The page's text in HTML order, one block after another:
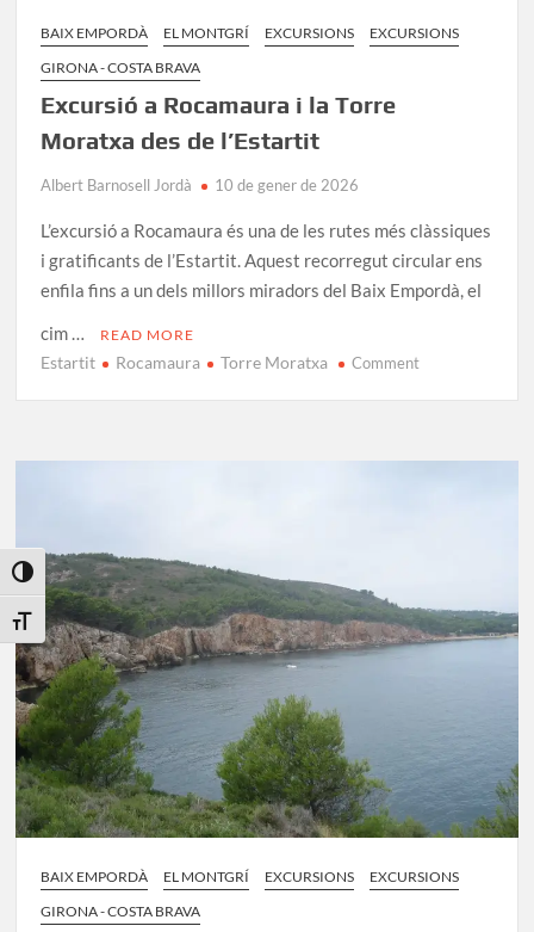
Toggle High Contrast
Toggle Font size
BAIX EMPORDÀ EL MONTGRÍ EXCURSIONS
EXCURSIONS
GIRONA - COSTA BRAVA
Excursió a Rocamaura i la Torre
Moratxa des de l’Estartit
Albert Barnosell Jordà 10 de gener de 2026
L’excursió a Rocamaura és una de les rutes més clàssiques
i gratificants de l’Estartit. Aquest recorregut circular ens
enfila fins a un dels millors miradors del Baix Empordà, el
cim …
READ MORE
Estartit Rocamaura Torre Moratxa Commenton
i
l’Estartit
BAIX EMPORDÀ EL MONTGRÍ EXCURSIONS
EXCURSIONS
GIRONA - COSTA BRAVA